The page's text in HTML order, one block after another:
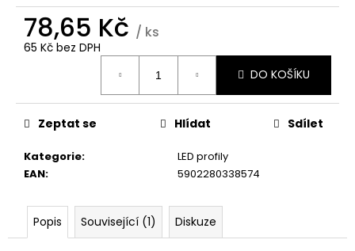
78,65 Kč / ks
65 Kč bez DPH
DO KOŠÍKU
Kategorie:
LED profily
EAN: 5902280338574
Zeptat se Hlídat Sdílet
Popis Související (1) Diskuze
m
e